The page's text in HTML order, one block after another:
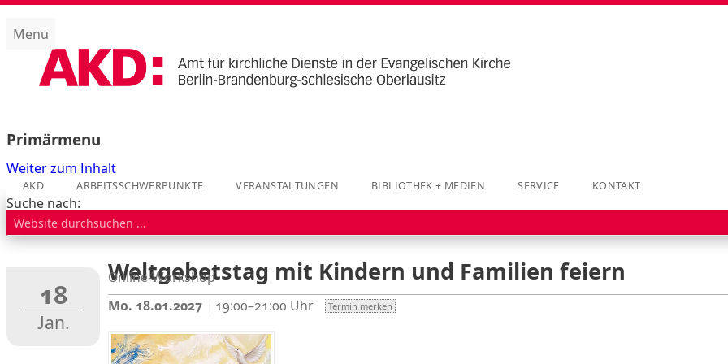
Menu
Amt für kirchliche Dienste (AKD)
Primärmenu
Weiter zum Inhalt
AKD ARBEITSSCHWERPUNKTE VERANSTALTUNGEN BIBLIOTHEK + MEDIEN SERVICE KONTAKT
Suche nach:
Weltgebetstag mit Kindern und Familien feiern
Online-Workshop
18
Jan.
Mo. 18.01.2027 19:00–21:00 Termin merken